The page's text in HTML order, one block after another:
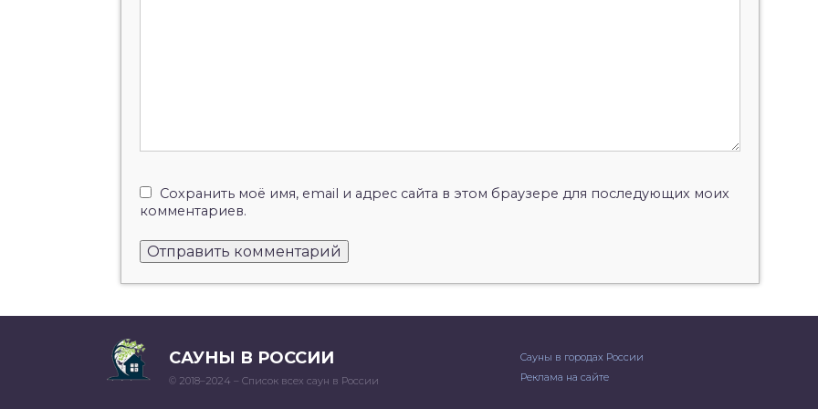
Сохранить моё имя, email и адрес сайта в этом браузере для последующих моих
комментариев.
САУНЫ В РОССИИ
© 2018–2024 – Список всех саун в России
Сауны в городах России
Реклама на сайте